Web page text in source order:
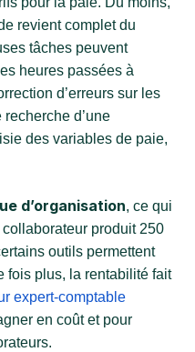
revient complet du
tâches peuvent
heures passées à
d’erreurs sur les
d’une
des variables de paie,
d’organisation, ce qui
produit 250
outils permettent
fois plus, la rentabilité fait
expert-comptable
en coût et pour